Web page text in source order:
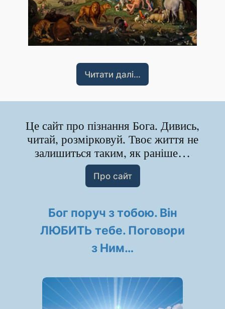
Читати далі…
Це сайт про пізнання Бога. Дивись,
читай, розмірковуй. Твоє життя не
залишиться таким, як раніше…
Про сайт
Бог поруч з тобою. Він
ЛЮБИТЬ тебе. Поговори
з Ним…